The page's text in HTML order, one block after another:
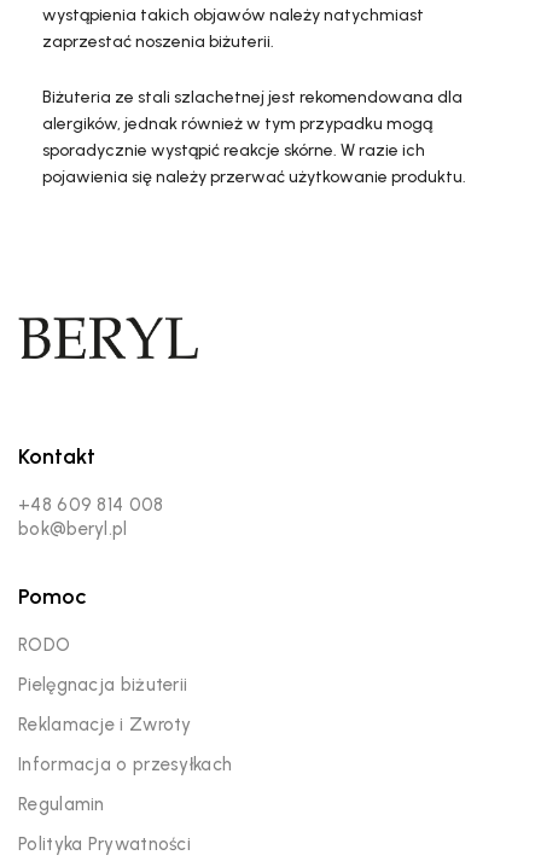
wystąpienia takich objawów należy natychmiast
zaprzestać noszenia biżuterii.
Biżuteria ze stali szlachetnej jest rekomendowana dla
alergików, jednak również w tym przypadku mogą
sporadycznie wystąpić reakcje skórne. W razie ich
pojawienia się należy przerwać użytkowanie produktu.
Kontakt
+48 609 814 008
bok@beryl.pl
Pomoc
RODO
Pielęgnacja biżuterii
Reklamacje i Zwroty
Informacja o przesyłkach
Regulamin
Polityka Prywatności